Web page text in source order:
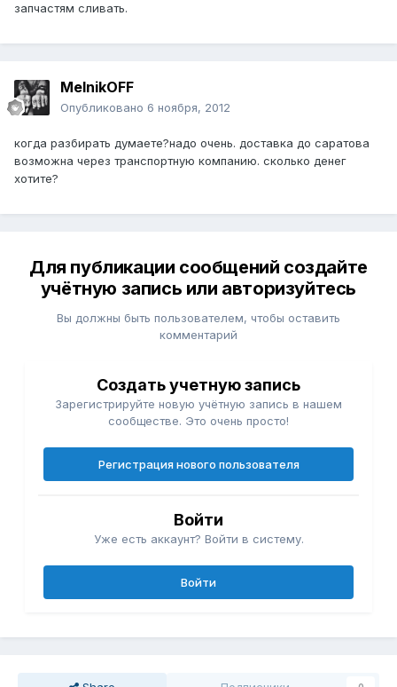
запчастям сливать.
MelnikOFF
Опубликовано 6 ноября, 2012
когда разбирать думаете?надо очень. доставка до саратова
возможна через транспортную компанию. сколько денег
хотите?
Для публикации сообщений создайте
учётную запись или авторизуйтесь
Вы должны быть пользователем, чтобы оставить
комментарий
Создать учетную запись
Зарегистрируйте новую учётную запись в нашем
сообществе. Это очень просто!
Регистрация нового пользователя
Войти
Уже есть аккаунт? Войти в систему.
Войти